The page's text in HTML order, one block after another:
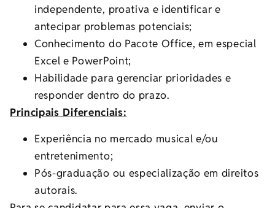
independente, proativa e identificar e
antecipar problemas potenciais;
Conhecimento do Pacote Office, em especial
Excel e PowerPoint;
Habilidade para gerenciar prioridades e
responder dentro do prazo.
Principais Diferenciais:
Experiência no mercado musical e/ou
entretenimento;
Pós-graduação ou especialização em direitos
autorais.